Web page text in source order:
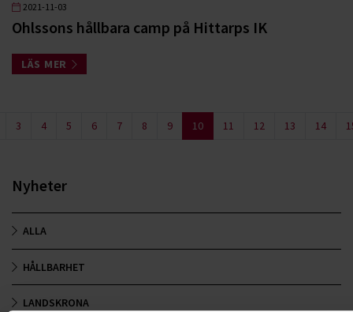
2021-11-03
Ohlssons hållbara camp på Hittarps IK
LÄS MER
3 4 5 6 7 8 9 10 11 12 13 14
Nyheter
ALLA
HÅLLBARHET
LANDSKRONA